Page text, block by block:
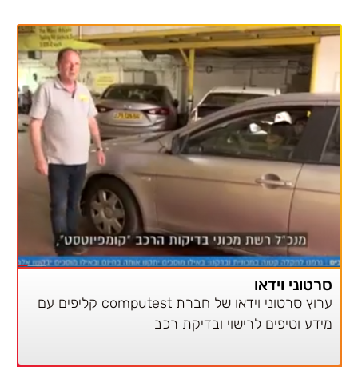
סרטוני וידאו
ערוץ סרטוני וידאו של חברת computest קליפים עם
מידע וטיפים לרישוי ובדיקת רכב